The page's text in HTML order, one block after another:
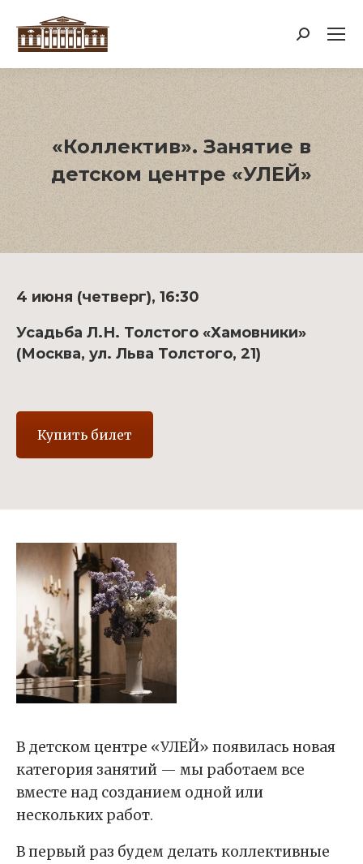
Поиск:
«Коллектив». Занятие в
детском центре «УЛЕЙ»
4 июня (четверг), 16:30
Усадьба Л.Н. Толстого «Хамовники»
(Москва, ул. Льва Толстого, 21)
Купить билет
В детском центре «УЛЕЙ» появилась новая
категория занятий — мы работаем все
вместе над созданием одной или
нескольких работ.
В первый раз будем делать коллективные